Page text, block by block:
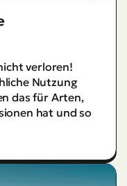
verloren!
Nutzung
das für Arten,
hat und so